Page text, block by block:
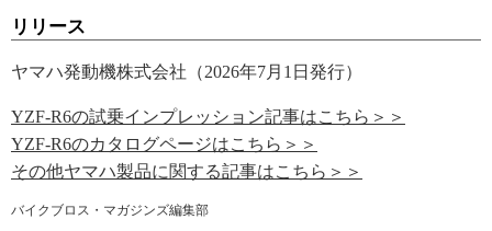
リリース
ヤマハ発動機株式会社（2026年7月1日発行）
YZF-R6の試乗インプレッション記事はこちら＞＞
YZF-R6のカタログページはこちら＞＞
その他ヤマハ製品に関する記事はこちら＞＞
バイクブロス・マガジンズ編集部